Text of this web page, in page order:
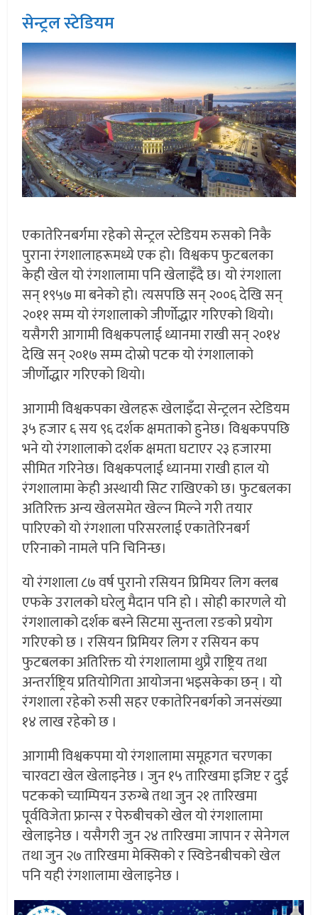
सेन्ट्रल स्टेडियम
एकातेरिनबर्गमा रहेको सेन्ट्रल स्टेडियम रुसको निकै
पुराना रंगशालाहरूमध्ये एक हो। विश्वकप फुटबलका
केही खेल यो रंगशालामा पनि खेलाइँदै छ। यो रंगशाला
सन् १९५७ मा बनेको हो। त्यसपछि सन् २००६ देखि सन्
२०११ सम्म यो रंगशालाको जीर्णोद्धार गरिएको थियो।
यसैगरी आगामी विश्वकपलाई ध्यानमा राखी सन् २०१४
देखि सन् २०१७ सम्म दोस्रो पटक यो रंगशालाको
जीर्णोद्धार गरिएको थियो।
आगामी विश्वकपका खेलहरू खेलाइँदा सेन्ट्रलन स्टेडियम
३५ हजार ६ सय ९६ दर्शक क्षमताको हुनेछ। विश्वकपपछि
भने यो रंगशालाको दर्शक क्षमता घटाएर २३ हजारमा
सीमित गरिनेछ। विश्वकपलाई ध्यानमा राखी हाल यो
रंगशालामा केही अस्थायी सिट राखिएको छ। फुटबलका
अतिरिक्त अन्य खेलसमेत खेल्न मिल्ने गरी तयार
पारिएको यो रंगशाला परिसरलाई एकातेरिनबर्ग
एरिनाको नामले पनि चिनिन्छ।
यो रंगशाला ८७ वर्ष पुरानो रसियन प्रिमियर लिग क्लब
एफके उरालको घरेलु मैदान पनि हो । सोही कारणले यो
रंगशालाको दर्शक बस्ने सिटमा सुन्तला रङको प्रयोग
गरिएको छ । रसियन प्रिमियर लिग र रसियन कप
फुटबलका अतिरिक्त यो रंगशालामा थुप्रै राष्ट्रिय तथा
अन्तर्राष्ट्रिय प्रतियोगिता आयोजना भइसकेका छन् । यो
रंगशाला रहेको रुसी सहर एकातेरिनबर्गको जनसंख्या
१४ लाख रहेको छ ।
आगामी विश्वकपमा यो रंगशालामा समूहगत चरणका
चारवटा खेल खेलाइनेछ । जुन १५ तारिखमा इजिप्ट र दुई
पटकको च्याम्पियन उरुग्बे तथा जुन २१ तारिखमा
पूर्वविजेता फ्रान्स र पेरुबीचको खेल यो रंगशालामा
खेलाइनेछ । यसैगरी जुन २४ तारिखमा जापान र सेनेगल
तथा जुन २७ तारिखमा मेक्सिको र स्विडेनबीचको खेल
पनि यही रंगशालामा खेलाइनेछ ।